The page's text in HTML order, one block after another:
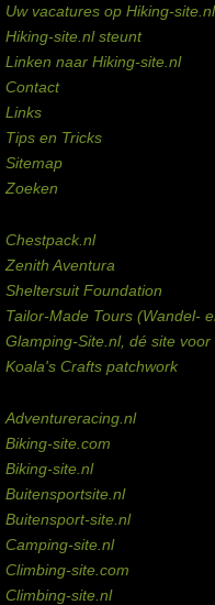
Uw vacatures op Hiking-site.nl
Hiking-site.nl steunt
Linken naar Hiking-site.nl
Contact
Links
Tips en Tricks
Sitemap
Zoeken
Chestpack.nl
Zenith Aventura
Sheltersuit Foundation
Tailor-Made Tours (Wandel-
Glamping-Site.nl, dé site
Koala's Crafts patchwork
Adventureracing.nl
Biking-site.com
Biking-site.nl
Buitensportsite.nl
Buitensport-site.nl
Camping-site.nl
Climbing-site.com
Climbing-site.nl